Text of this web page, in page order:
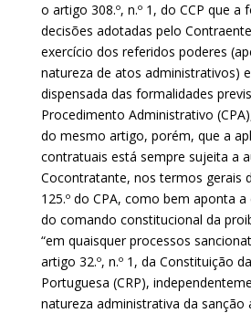
o artigo 308.º, n.º 1, do CCP que a
decisões adotadas pelo
exercício dos referidos poderes
natureza de atos administrativos)
dispensada das formalidades
Procedimento Administrativo
do mesmo artigo, porém, que a
contratuais está sempre sujeita a
Cocontratante, nos termos gerais
125.º do CPA, como bem aponta
do comando constitucional da
“em quaisquer processos
artigo 32.º, n.º 1, da Constituição
Portuguesa (CRP),
natureza administrativa da sanção